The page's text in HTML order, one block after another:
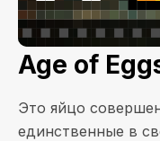
Age of
Это яйцо
единственные в